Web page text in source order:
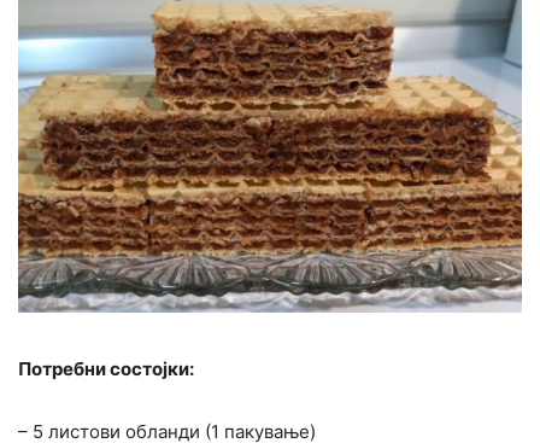
Потребни состојки:
– 5 листови обланди (1 пакување)